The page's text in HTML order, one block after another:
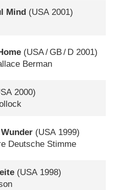
Mind (USA 2001)
(USA/ GB/ D 2001)
Berman
2000)
(USA1999)
Deutsche Stimme
(USA1998)